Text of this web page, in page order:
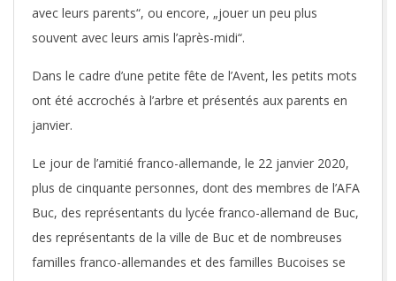
avec leurs parents“, ou encore, „jouer un peu plus
souvent avec leurs amis l’après-midi“.
Dans le cadre d’une petite fête de l’Avent, les petits mots
ont été accrochés à l’arbre et présentés aux parents en
janvier.
Le jour de l’amitié franco-allemande, le 22 janvier 2020,
plus de cinquante personnes, dont des membres de l’AFA
Buc, des représentants du lycée franco-allemand de Buc,
des représentants de la ville de Buc et de nombreuses
familles franco-allemandes et des familles Bucoises se